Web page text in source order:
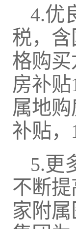
4.优
税，
格购
房补
属地
补贴
5.更
不断
家附